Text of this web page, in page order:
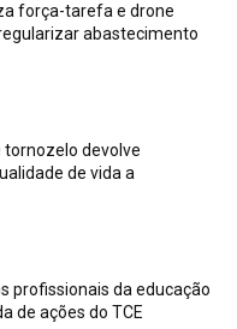
força-tarefa e drone
abastecimento
devolve
de vida a
profissionais da educação
de ações do TCE